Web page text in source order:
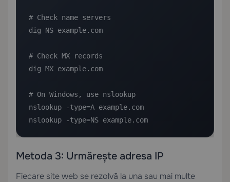
# Check name servers
dig NS example.com
# Check MX records
dig MX example.com
# On Windows, use nslookup
nslookup -type=A example.com
nslookup -type=NS example.com
Metoda 3: Urmărește adresa IP
Fiecare site web se rezolvă la una sau mai multe